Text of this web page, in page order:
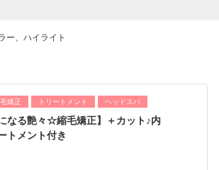
ー、ハイライト
矯正 トリートメント ヘッドスパ
なる艶々☆縮毛矯正】＋カット♪内
トメント付き